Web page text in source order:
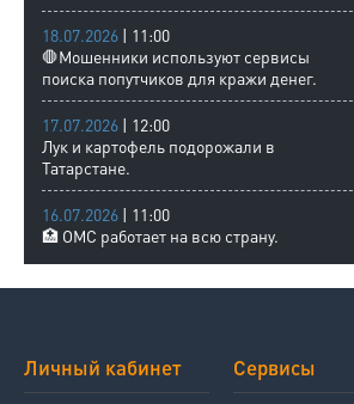
18.07.2026 | 11:00
🛑Мошенники используют сервисы
поиска попутчиков для кражи денег.
17.07.2026 | 12:00
Лук и картофель подорожали в
Татарстане.
16.07.2026 | 11:00
🏥 ОМС работает на всю страну.
Личный кабинет Сервисы